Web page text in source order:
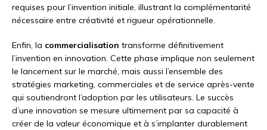
requises pour l’invention initiale, illustrant la complémentarité
nécessaire entre créativité et rigueur opérationnelle.
Enfin, la commercialisation transforme définitivement
l’invention en innovation. Cette phase implique non seulement
le lancement sur le marché, mais aussi l’ensemble des
stratégies marketing, commerciales et de service après-vente
qui soutiendront l’adoption par les utilisateurs. Le succès
d’une innovation se mesure ultimement par sa capacité à
créer de la valeur économique et à s’implanter durablement